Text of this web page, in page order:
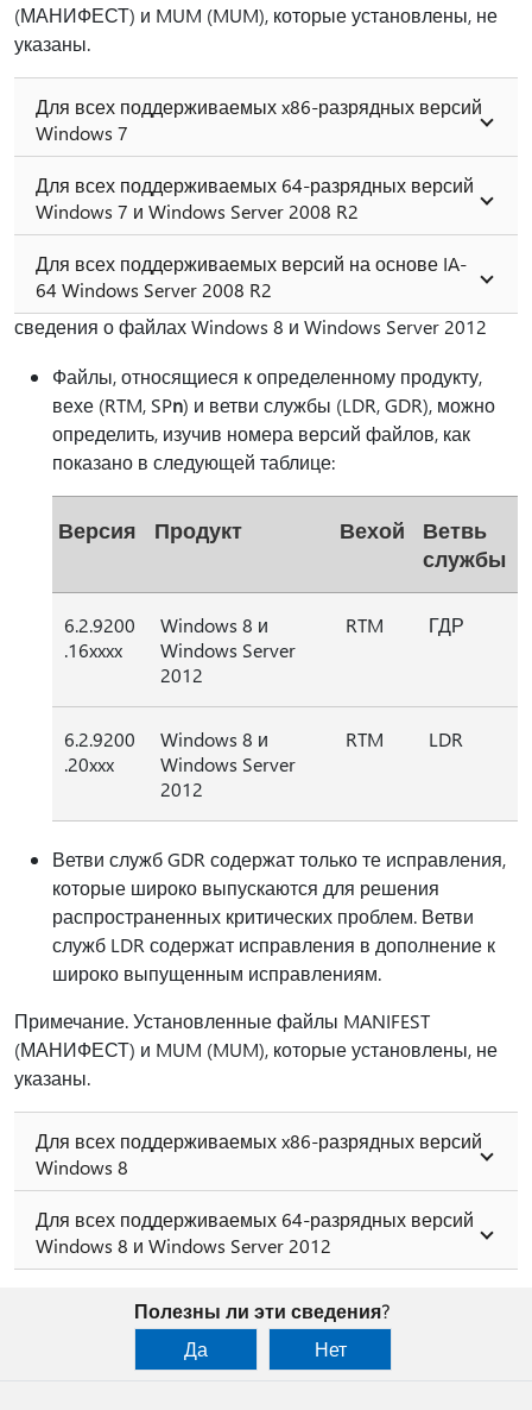
(МАНИФЕСТ) и MUM (MUM), которые установлены, не
указаны.
Для всех поддерживаемых x86-разрядных версий
Windows 7
Для всех поддерживаемых 64-разрядных версий
Windows 7 и Windows Server 2008 R2
Для всех поддерживаемых версий на основе IA-
64 Windows Server 2008 R2
сведения о файлах Windows 8 и Windows Server 2012
Файлы, относящиеся к определенному продукту,
вехе (RTM, SPn) и ветви службы (LDR, GDR), можно
определить, изучив номера версий файлов, как
показано в следующей таблице:
Версия Продукт Вехой
Ветвь
службы
6.2.9200
.16xxxx
Windows 8 и
Windows Server
2012
RTM ГДР
6.2.9200
.20xxx
Windows 8 и
Windows Server
2012
RTM LDR
Ветви служб GDR содержат только те исправления,
которые широко выпускаются для решения
распространенных критических проблем. Ветви
служб LDR содержат исправления в дополнение к
широко выпущенным исправлениям.
Примечание. Установленные файлы MANIFEST
(МАНИФЕСТ) и MUM (MUM), которые установлены, не
указаны.
Для всех поддерживаемых x86-разрядных версий
Windows 8
Для всех поддерживаемых 64-разрядных версий
Windows 8 и Windows Server 2012
Полезны ли эти сведения?
Да
Нет